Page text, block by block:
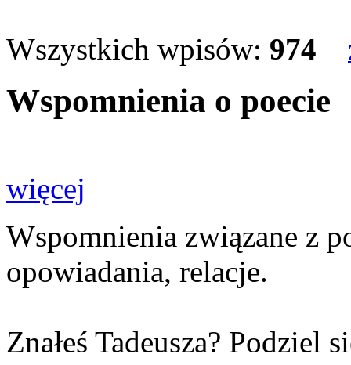
Wszystkich wpisów: 974
Wspomnienia o poecie
więcej
Wspomnienia związane z
opowiadania, relacje.
Znałeś Tadeusza? Podziel